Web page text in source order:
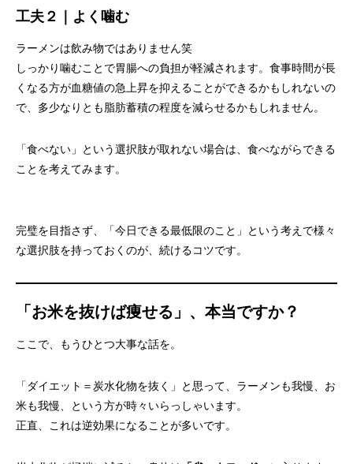
工夫２｜よく噛む
ラーメンは飲み物ではありません笑
しっかり噛むことで胃腸への負担が軽減されます。食事時間が長
くなる方が血糖値の急上昇を抑えることができるかもしれないの
で、多少なりとも脂肪蓄積の程度を減らせるかもしれません。
「食べない」という選択肢が取れない場合は、食べながらできる
ことを考えてみます。
完璧を目指さず、「今日できる最低限のこと」という考えで様々
な選択肢を持っておくのが、続けるコツです。
「お米を抜けば痩せる」、本当ですか？
ここで、もうひとつ大事な話を。
「ダイエット＝炭水化物を抜く」と思って、ラーメンも我慢、お
米も我慢、という方が時々いらっしゃいます。
正直、これは逆効果になることが多いです。